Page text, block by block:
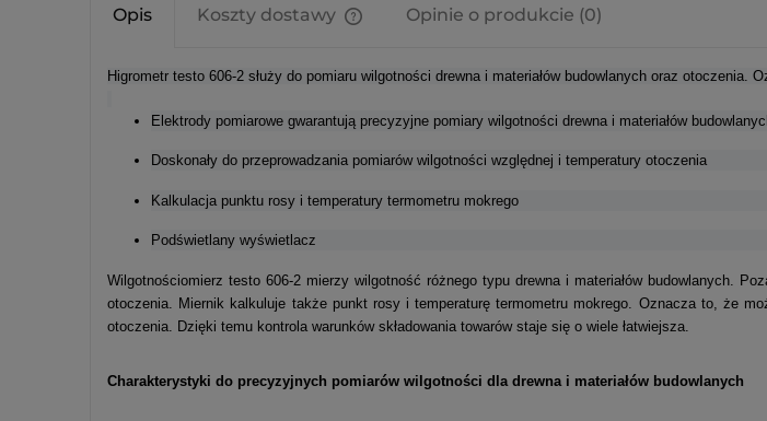
Opis Koszty dostawy
kosztów płatności
Opinie o produkcie (0)
Higrometr testo 606-2 służy do pomiaru wilgotności drewna i materiałów budowlanych oraz
Elektrody pomiarowe gwarantują precyzyjne pomiary wilgotności drewna i materiałów
Doskonały do przeprowadzania pomiarów wilgotności względnej i temperatury otoczenia
Kalkulacja punktu rosy i temperatury termometru mokrego
Podświetlany wyświetlacz
Wilgotnościomierz testo 606-2 mierzy wilgotność różnego typu drewna i materiałów budowlanych.
otoczenia. Miernik kalkuluje także punkt rosy i temperaturę termometru mokrego. Oznacza to, że
otoczenia. Dzięki temu kontrola warunków składowania towarów staje się o wiele łatwiejsza.
Charakterystyki do precyzyjnych pomiarów wilgotności dla drewna i materiałów budowlanych